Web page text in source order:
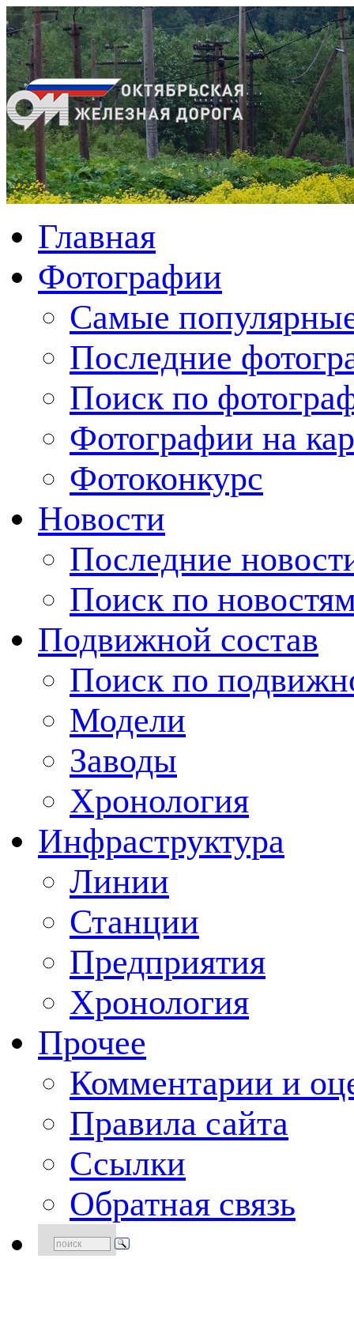
Главная
Фотографии
Cамые
Последние
Поиск по
Фотографии на
Фотоконкурс
Новости
Последние
Поиск по
Подвижной состав
Поиск по
Модели
Заводы
Хронология
Инфраструктура
Линии
Станции
Предприятия
Хронология
Прочее
Комментарии и
Правила сайта
Ссылки
Обратная связь